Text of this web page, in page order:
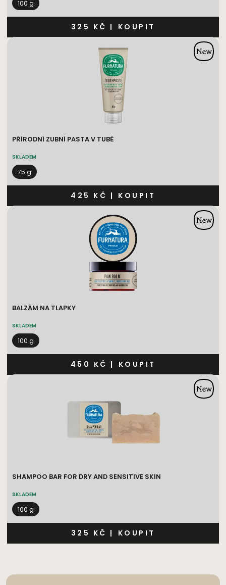
100 g
325 KČ | KOUPIT
PŘÍRODNÍ ZUBNÍ PASTA V TUBĚ
SKLADEM
75 g
425 KČ | KOUPIT
BALZÁM NA TLAPKY
SKLADEM
100 g
450 KČ | KOUPIT
SHAMPOO BAR FOR DRY AND SENSITIVE SKIN
SKLADEM
100 g
325 KČ | KOUPIT